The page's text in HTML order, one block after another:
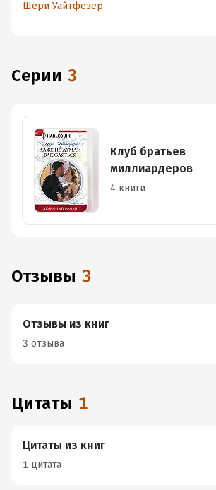
Шери Уайтфезер
Серии 3
Клуб братьев
миллиардеров
4 книги
Отзывы 3
Отзывы из книг
3 отзыва
Цитаты 1
Цитаты из книг
1 цитата